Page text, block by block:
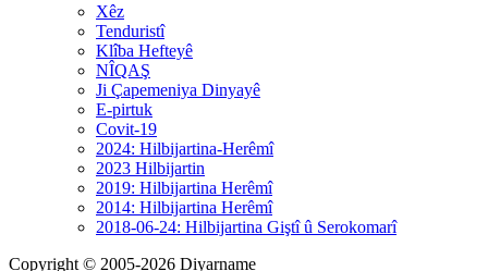
Xêz
Tenduristî
Klîba Hefteyê
NÎQAŞ
Ji Çapemeniya Dinyayê
E-pirtuk
Covit-19
2024: Hilbijartina-Herêmî
2023 Hilbijartin
2019: Hilbijartina Herêmî
2014: Hilbijartina Herêmî
2018-06-24: Hilbijartina Giştî û Serokomarî
Copyright © 2005-2026 Diyarname